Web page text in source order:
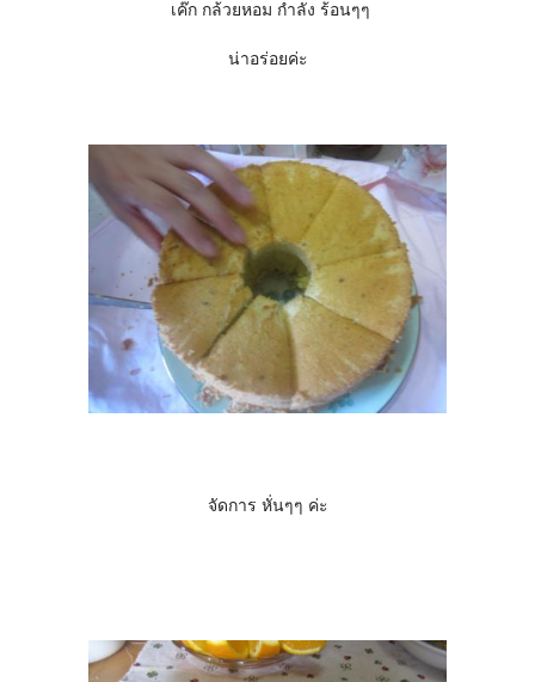
เค๊ก กล้วยหอม กำลัง ร้อนๆๆ
น่าอร่อยค่ะ
จัดการ หั่นๆๆ ค่ะ